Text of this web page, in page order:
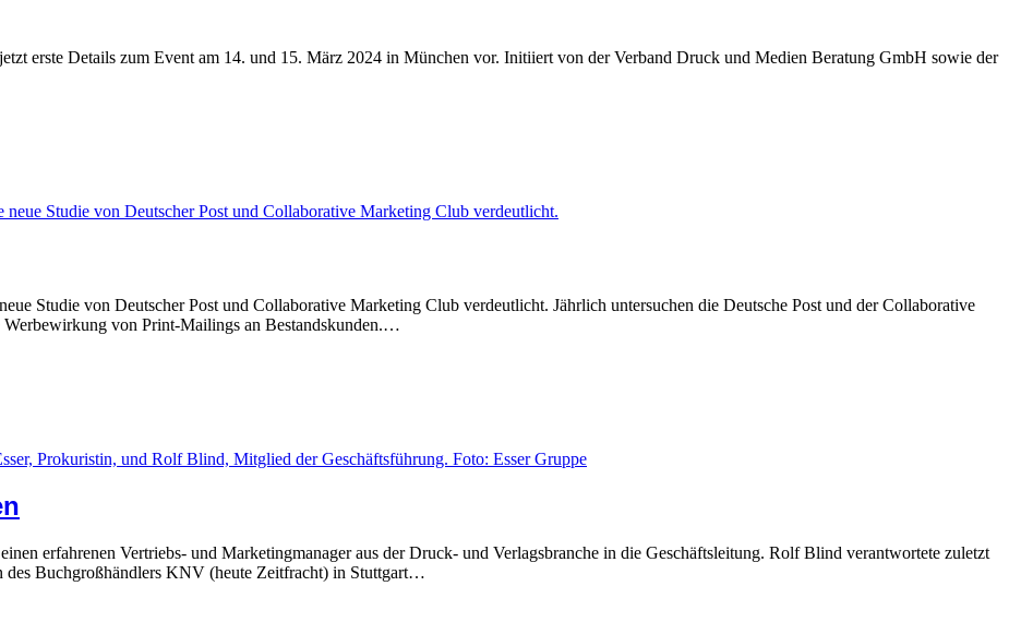
erste Details zum Event am 14. und 15. März 2024 in München vor. Initiiert von der Verband Druck und Medien Beratung GmbH sowie der
Studie von Deutscher Post und Collaborative Marketing Club verdeutlicht. Jährlich untersuchen die Deutsche Post und der Collaborative
von Print-Mailings an Bestandskunden.…
erfahrenen Vertriebs- und Marketingmanager aus der Druck- und Verlagsbranche in die Geschäftsleitung. Rolf Blind verantwortete zuletzt
des Buchgroßhändlers KNV (heute Zeitfracht) in Stuttgart…